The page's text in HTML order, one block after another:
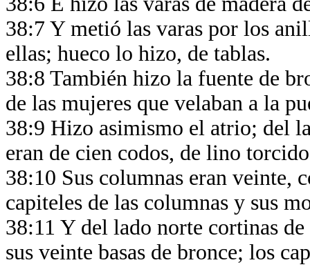
38:7 Y metió las varas por los
ellas; hueco lo hizo, de tablas.
38:8 También hizo la fuente de
de las mujeres que velaban a la
38:9 Hizo asimismo el atrio; del
eran de cien codos, de lino
38:10 Sus columnas eran veinte,
capiteles de las columnas y sus
38:11 Y del lado norte cortinas
sus veinte basas de bronce; los